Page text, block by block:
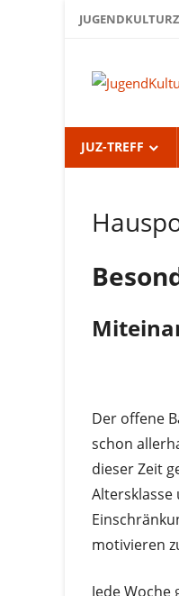
Zum
JUZ-TREFF
Hauspost
Der offene
schon
dieser Zeit
Altersklasse
motivieren
Jede